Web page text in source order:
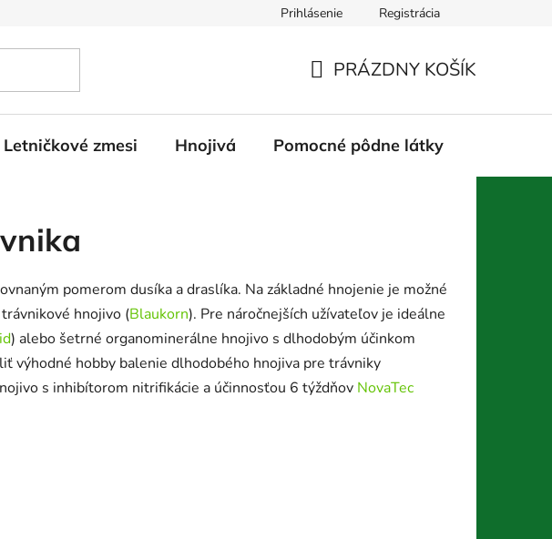
Atlas tráv Projekt LIFE Diverseed
Prihlásenie Registrácia
KOŠÍK
PRÁZDNY KOŠÍK
Letničkové zmesi Hnojivá Pomocné pôdne látky
pomerom dusíka a draslíka. Na základné hnojenie je možné
hnojivo (Blaukorn). Pre náročnejších užívateľov je ideálne
) alebo šetrné organominerálne hnojivo s dlhodobým účinkom
výhodné hobby balenie dlhodobého hnojiva pre trávniky
s inhibítorom nitrifikácie a účinnosťou 6 týždňov NovaTec